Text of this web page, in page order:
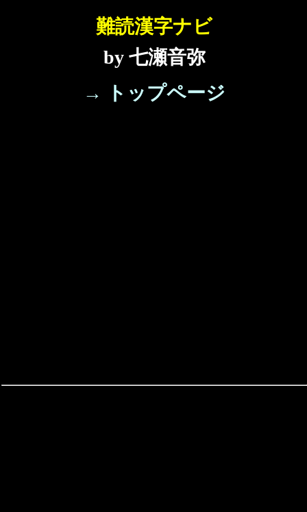
難読漢字ナビ
by 七瀬音弥
→ トップページ